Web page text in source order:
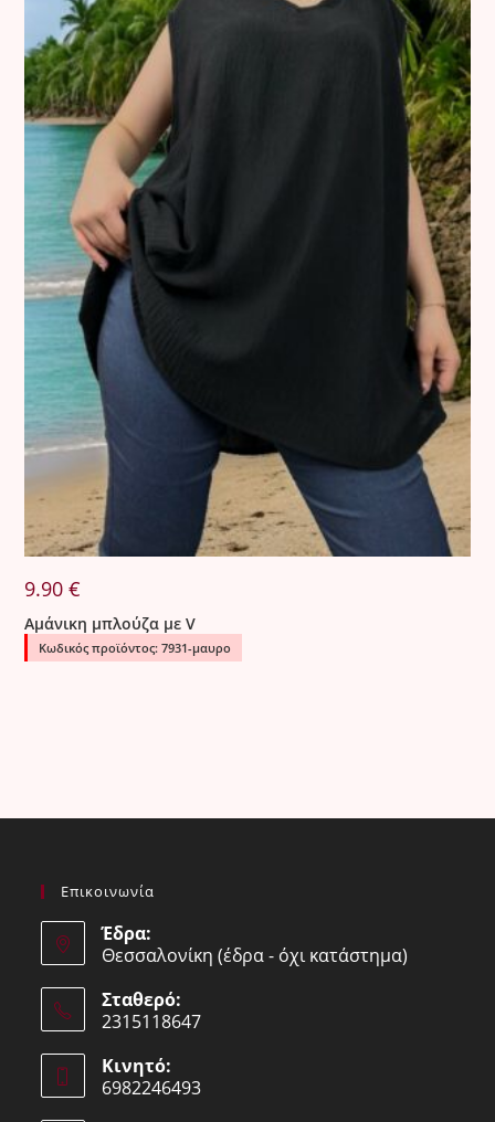
9.90€
Αμάνικη μπλούζα με V
Κωδικός προϊόντος: 7931-μαυρο
Επικοινωνία
Έδρα:
Θεσσαλονίκη (έδρα - όχι κατάστημα)
Σταθερό:
2315118647
in
your
Κινητό:
6982246493